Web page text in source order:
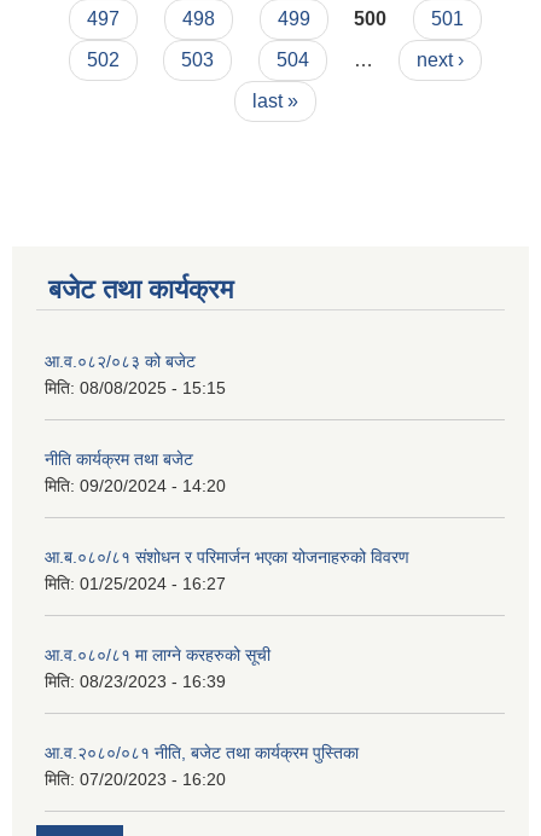
497
498 499 500
501
502
503 504 …
next ›
last »
बजेट तथा कार्यक्रम
आ.व.०८२/०८३ को बजेट
मिति: 08/08/2025 - 15:15
नीति कार्यक्रम तथा बजेट
मिति: 09/20/2024 - 14:20
आ.ब.०८०/८१ संशोधन र परिमार्जन भएका योजनाहरुको विवरण
मिति: 01/25/2024 - 16:27
आ.व.०८०/८१ मा लाग्ने करहरुको सूची
मिति: 08/23/2023 - 16:39
आ.व.२०८०/०८१ नीति, बजेट तथा कार्यक्रम पुस्तिका
मिति: 07/20/2023 - 16:20